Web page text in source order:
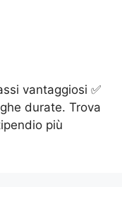
vantaggiosi ✅
durate. Trova
più